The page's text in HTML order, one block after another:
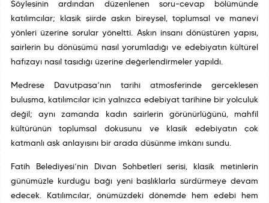
Söyleşinin ardından düzenlenen soru–cevap bölümünde
katılımcılar; klasik şiirde aşkın bireysel, toplumsal ve manevi
yönleri üzerine sorular yöneltti. Aşkın insanı dönüştüren yapısı,
şairlerin bu dönüşümü nasıl yorumladığı ve edebiyatın kültürel
hafızayı nasıl taşıdığı üzerine değerlendirmeler yapıldı.
Medrese Davutpaşa’nın tarihî atmosferinde gerçekleşen
buluşma, katılımcılar için yalnızca edebiyat tarihine bir yolculuk
değil; aynı zamanda kadın şairlerin görünürlüğünü, mahfil
kültürünün toplumsal dokusunu ve klasik edebiyatın çok
katmanlı aşk anlayışını bir arada düşünme imkânı sundu.
Fatih Belediyesi’nin Divan Sohbetleri serisi, klasik metinlerin
günümüzle kurduğu bağı yeni başlıklarla sürdürmeye devam
edecek. Katılımcılar, önümüzdeki dönemde hem edebî hem